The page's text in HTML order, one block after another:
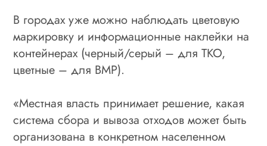
В городах уже можно наблюдать цветовую
маркировку и информационные наклейки на
контейнерах (черный/серый – для ТКО,
цветные – для ВМР).
«Местная власть принимает решение, какая
система сбора и вывоза отходов может быть
организована в конкретном населенном